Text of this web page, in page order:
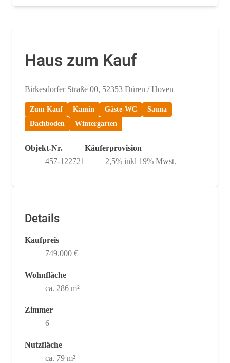
Haus zum Kauf
Birkesdorfer Straße 00, 52353 Düren / Hoven
Zum Kauf Kamin Gäste-WC
Sauna
Dachboden
Wintergarten
Objekt-Nr.
457-122721
Käuferprovision
2,5% inkl 19% Mwst.
Details
Kaufpreis
749.000 €
Wohnfläche
ca. 286 m²
Zimmer
6
Nutzfläche
ca. 79 m²